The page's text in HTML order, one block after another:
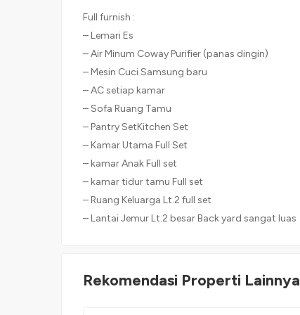
Full furnish :
– Lemari Es
– Air Minum Coway Purifier (panas dingin)
– Mesin Cuci Samsung baru
– AC setiap kamar
– Sofa Ruang Tamu
– Pantry SetKitchen Set
– Kamar Utama Full Set
– kamar Anak Full set
– kamar tidur tamu Full set
– Ruang Keluarga Lt.2 full set
– Lantai Jemur Lt.2 besar Back yard sangat luas
Rekomendasi Properti Lainnya